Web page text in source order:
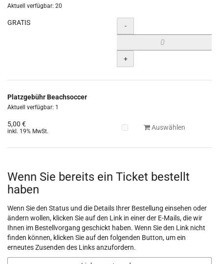
Aktuell verfügbar: 20
GRATIS Menge
-
+
Platzgebühr Beachsoccer
Aktuell verfügbar: 1
5,00 €
inkl. 19% MwSt.
Auswählen
Wenn Sie bereits ein Ticket bestellt
haben
Wenn Sie den Status und die Details Ihrer Bestellung einsehen oder
ändern wollen, klicken Sie auf den Link in einer der E-Mails, die wir
Ihnen im Bestellvorgang geschickt haben. Wenn Sie den Link nicht
finden können, klicken Sie auf den folgenden Button, um ein
erneutes Zusenden des Links anzufordern.